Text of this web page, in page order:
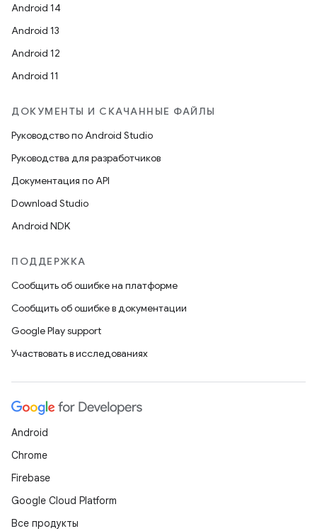
Android 14
Android 13
Android 12
Android 11
ДОКУМЕНТЫ И СКАЧАННЫЕ ФАЙЛЫ
Руководство по Android Studio
Руководства для разработчиков
Документация по API
Download Studio
Android NDK
ПОДДЕРЖКА
Сообщить об ошибке на платформе
Сообщить об ошибке в документации
Google Play support
Участвовать в исследованиях
Android
Chrome
Firebase
Google Cloud Platform
Все продукты